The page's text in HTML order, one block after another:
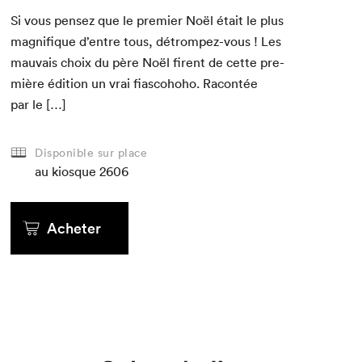
au kiosque
Acheter
au kiosque
Acheter
ALASKA
au kiosque
Acheter
ALASKA
au kiosque
Acheter
25
au kiosque
Acheter
Si vous pensez que le pre­mier Noël était le plus
mag­nifique d’entre tous, détrompez-vous ! Les
mau­vais choix du père Noël firent de cette pre­
mière édi­tion un vrai fias­co­ho­ho. Racon­tée
par le […]
Disponible sur place
au kiosque 2606
Acheter
au kiosque
Acheter
ALASKA
au kiosque
Acheter
ALASKA
au kiosque
Acheter
25
au kiosque
Acheter
au kiosque
Acheter
au kiosque
Acheter
ALASKA
au kiosque
Acheter
ALASKA
au kiosque
Acheter
25
au kiosque
Acheter